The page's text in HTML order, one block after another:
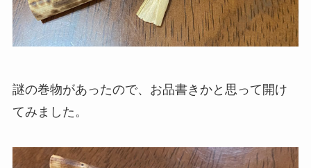
謎の巻物があったので、お品書きかと思って開け
てみました。